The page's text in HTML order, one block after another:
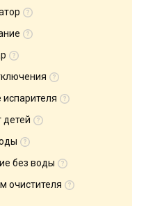
детей
без воды
очистителя